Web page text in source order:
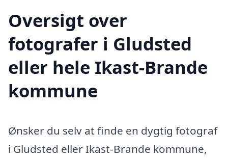
Oversigt over
fotografer i Gludsted
eller hele Ikast-Brande
kommune
Ønsker du selv at finde en dygtig fotograf
i Gludsted eller Ikast-Brande kommune,